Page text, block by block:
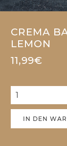
CREMA
LEMON
11,99€
IN DEN